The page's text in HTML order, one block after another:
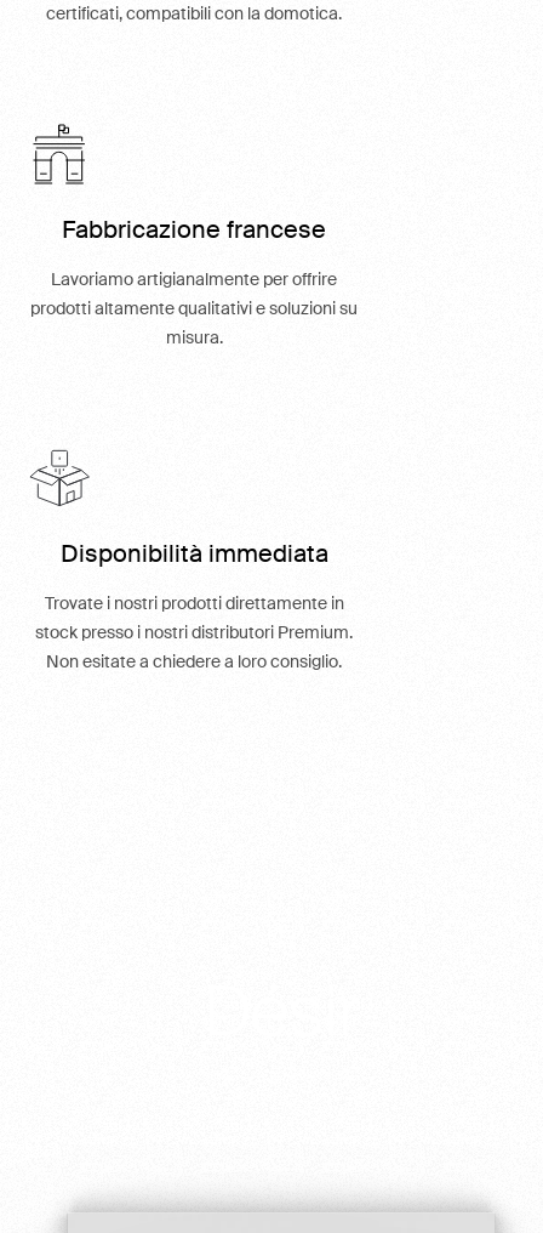
certificati, compatibili con la domotica.
Fabbricazione francese
Lavoriamo artigianalmente per offrire
prodotti altamente qualitativi e soluzioni su
misura.
Disponibilità immediata
Trovate i nostri prodotti direttamente in
stock presso i nostri distributori Premium.
Non esitate a chiedere a loro consiglio.